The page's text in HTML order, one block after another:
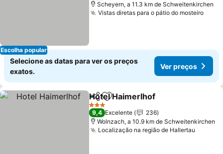
Escolha popular
Scheyern, a 11.3 km de Schweitenkirchen
Vistas diretas para o pátio do mosteiro
Selecione as datas para ver os preços
exatos.
Ver preços
PartilharAdicionar aos favoritos
Hotel Haimerlhof
3 Estrelas
9,4 Excelente
236
Wolnzach, a 10.9 km de Schweitenkirchen
Localização na região de Hallertau